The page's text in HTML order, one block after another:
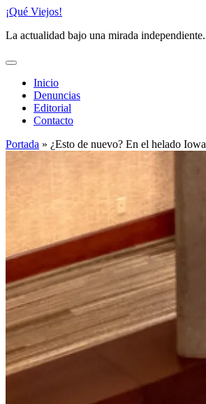
Saltar
contenido
¡Qué Viejos!
La actualidad bajo una mirada independiente.
Inicio
Denuncias
Editorial
Contacto
Portada » ¿Esto de nuevo? En el helado